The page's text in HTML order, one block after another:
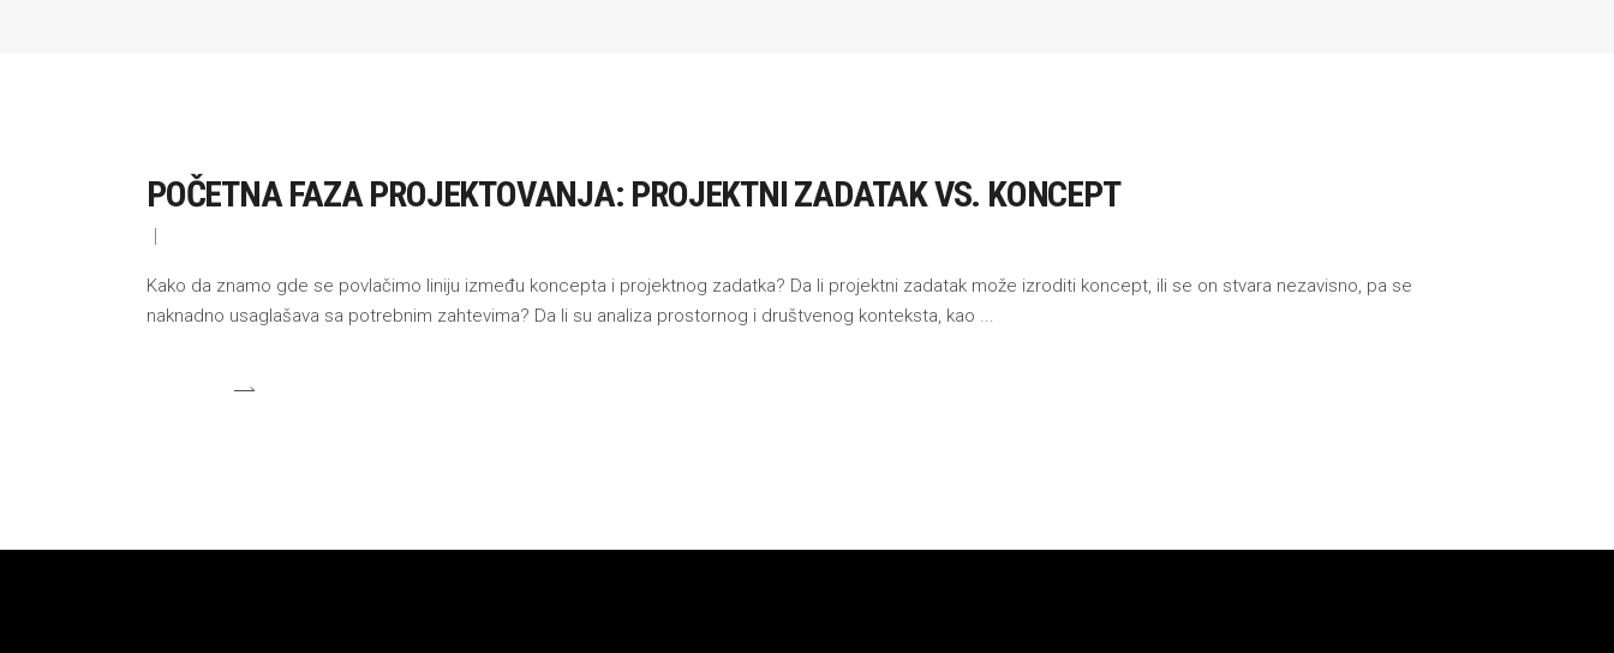
POČETNA FAZA PROJEKTOVANJA: PROJEKTNI ZADATAK VS. KONCEPT
Kako da znamo gde se povlačimo liniju između koncepta i projektnog zadatka? Da li projektni zadatak može izroditi koncept, ili se on stvara nezavisno, pa se
naknadno usaglašava sa potrebnim zahtevima? Da li su analiza prostornog i društvenog konteksta, kao